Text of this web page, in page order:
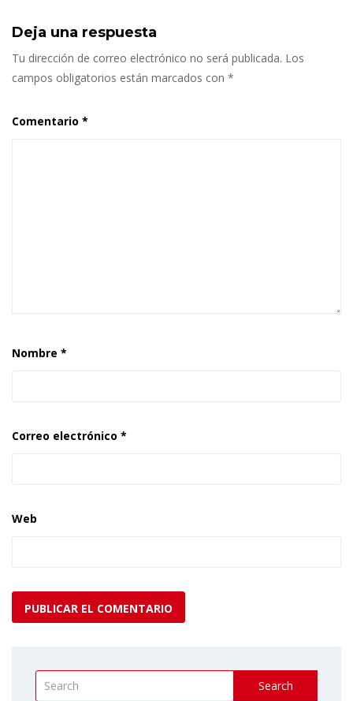
Deja una respuesta
Tu dirección de correo electrónico no será publicada. Los
campos obligatorios están marcados con *
Comentario *
Nombre *
Correo electrónico *
Web
Search